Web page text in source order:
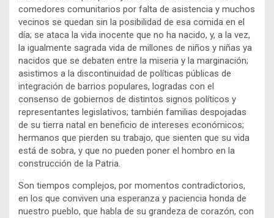
comedores comunitarios por falta de asistencia y muchos
vecinos se quedan sin la posibilidad de esa comida en el
día; se ataca la vida inocente que no ha nacido, y, a la vez,
la igualmente sagrada vida de millones de niños y niñas ya
nacidos que se debaten entre la miseria y la marginación;
asistimos a la discontinuidad de políticas públicas de
integración de barrios populares, logradas con el
consenso de gobiernos de distintos signos políticos y
representantes legislativos; también familias despojadas
de su tierra natal en beneficio de intereses económicos;
hermanos que pierden su trabajo, que sienten que su vida
está de sobra, y que no pueden poner el hombro en la
construcción de la Patria.
Son tiempos complejos, por momentos contradictorios,
en los que conviven una esperanza y paciencia honda de
nuestro pueblo, que habla de su grandeza de corazón, con